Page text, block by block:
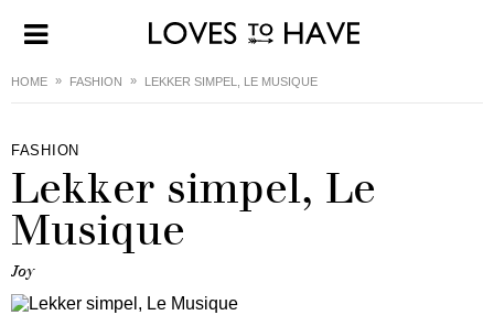
HOME FASHION LEKKER SIMPEL, LE MUSIQUE
FASHION
Lekker simpel, Le
Musique
Joy